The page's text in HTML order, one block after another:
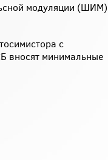
модуляции (ШИМ)
с
вносят минимальные